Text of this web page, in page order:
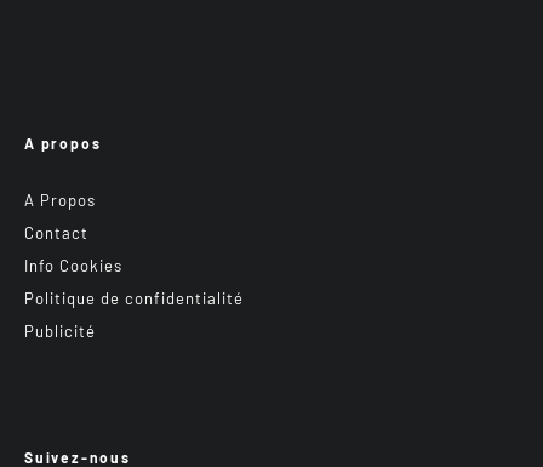
A propos
A Propos
Contact
Info Cookies
Politique de confidentialité
Publicité
Suivez-nous